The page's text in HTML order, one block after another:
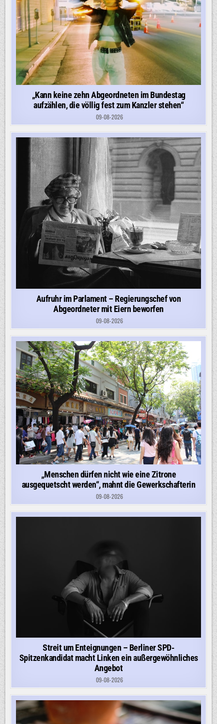
„Kann keine zehn Abgeordneten im Bundestag
aufzählen, die völlig fest zum Kanzler stehen“
09-08-2026
Aufruhr im Parlament – Regierungschef von
Abgeordneter mit Eiern beworfen
09-08-2026
„Menschen dürfen nicht wie eine Zitrone
ausgequetscht werden“, mahnt die Gewerkschafterin
09-08-2026
Streit um Enteignungen – Berliner SPD-
Spitzenkandidat macht Linken ein außergewöhnliches
Angebot
09-08-2026